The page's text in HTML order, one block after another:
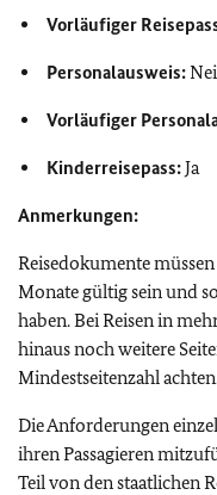
Vorläufiger
Personalausweis:
Vorläufiger
Kinderreisepass:Ja
Anmerkungen:
Reisedokumente
Monate gültig sein und
haben. Bei Reisen in
hinaus noch weitere
Mindestseitenzahl
Die Anforderungen
ihren Passagieren
Teil von den staatlichen